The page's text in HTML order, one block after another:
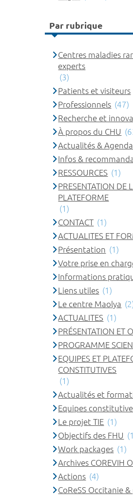
Par rubrique
Centres maladies
experts
(3)
Patients et visiteurs
Professionnels (47)
Recherche et
À propos du CHU
Actualités & Agenda
Infos &
RESSOURCES (1)
PRESENTATION DE
PLATEFORME
(1)
CONTACT (1)
ACTUALITES ET
Présentation (1)
Votre prise en
Informations
Liens utiles (1)
Le centre Maolya
ACTUALITES (1)
PRÉSENTATION ET
PROGRAMME
EQUIPES ET
CONSTITUTIVES
(1)
Actualités et
Equipes
Le projet TIE (1)
Objectifs des FHU
Work packages (1)
Archives COREVIH
Actions (4)
CoReSS Occitanie